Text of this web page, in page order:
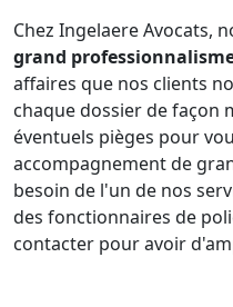
Chez Ingelaere Avocats,
grand
affaires que nos clients
chaque dossier de façon
éventuels pièges pour
accompagnement de
besoin de l'un de nos
des fonctionnaires de
contacter pour avoir